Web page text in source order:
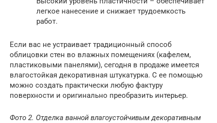
легкое нанесение и снижает трудоемкость
работ.
Если вас не устраивает традиционный способ
облицовки стен во влажных помещениях (кафелем,
пластиковыми панелями), сегодня в продаже имеется
влагостойкая декоративная штукатурка. С ее помощью
можно создать практически любую фактуру
поверхности и оригинально преобразить интерьер.
Фото 2. Отделка ванной влагоустойчивым декоративным